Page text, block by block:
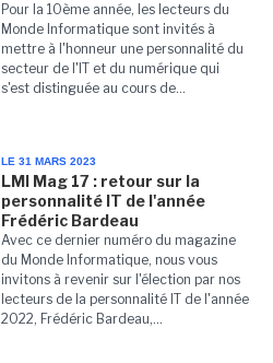
Pour la 10ème année, les lecteurs du
Monde Informatique sont invités à
mettre à l'honneur une personnalité du
secteur de l'IT et du numérique qui
s'est distinguée au cours de...
LE 31 MARS 2023
LMI Mag 17 : retour sur la
personnalité IT de l'année
Frédéric Bardeau
Avec ce dernier numéro du magazine
du Monde Informatique, nous vous
invitons à revenir sur l'élection par nos
lecteurs de la personnalité IT de l'année
2022, Frédéric Bardeau,...